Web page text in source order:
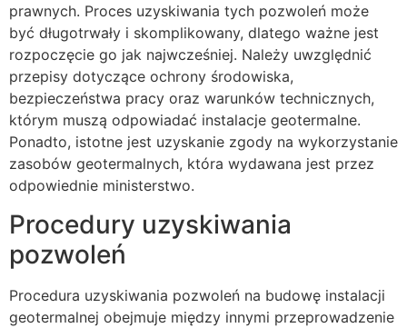
prawnych. Proces uzyskiwania tych pozwoleń może
być długotrwały i skomplikowany, dlatego ważne jest
rozpoczęcie go jak najwcześniej. Należy uwzględnić
przepisy dotyczące ochrony środowiska,
bezpieczeństwa pracy oraz warunków technicznych,
którym muszą odpowiadać instalacje geotermalne.
Ponadto, istotne jest uzyskanie zgody na wykorzystanie
zasobów geotermalnych, która wydawana jest przez
odpowiednie ministerstwo.
Procedury uzyskiwania
pozwoleń
Procedura uzyskiwania pozwoleń na budowę instalacji
geotermalnej obejmuje między innymi przeprowadzenie